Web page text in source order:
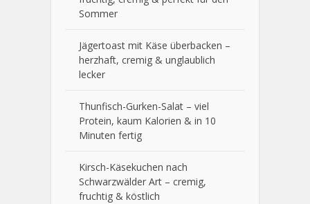
Sommer
Jägertoast mit Käse überbacken –
herzhaft, cremig & unglaublich
lecker
Thunfisch-Gurken-Salat – viel
Protein, kaum Kalorien & in 10
Minuten fertig
Kirsch-Käsekuchen nach
Schwarzwälder Art – cremig,
fruchtig & köstlich